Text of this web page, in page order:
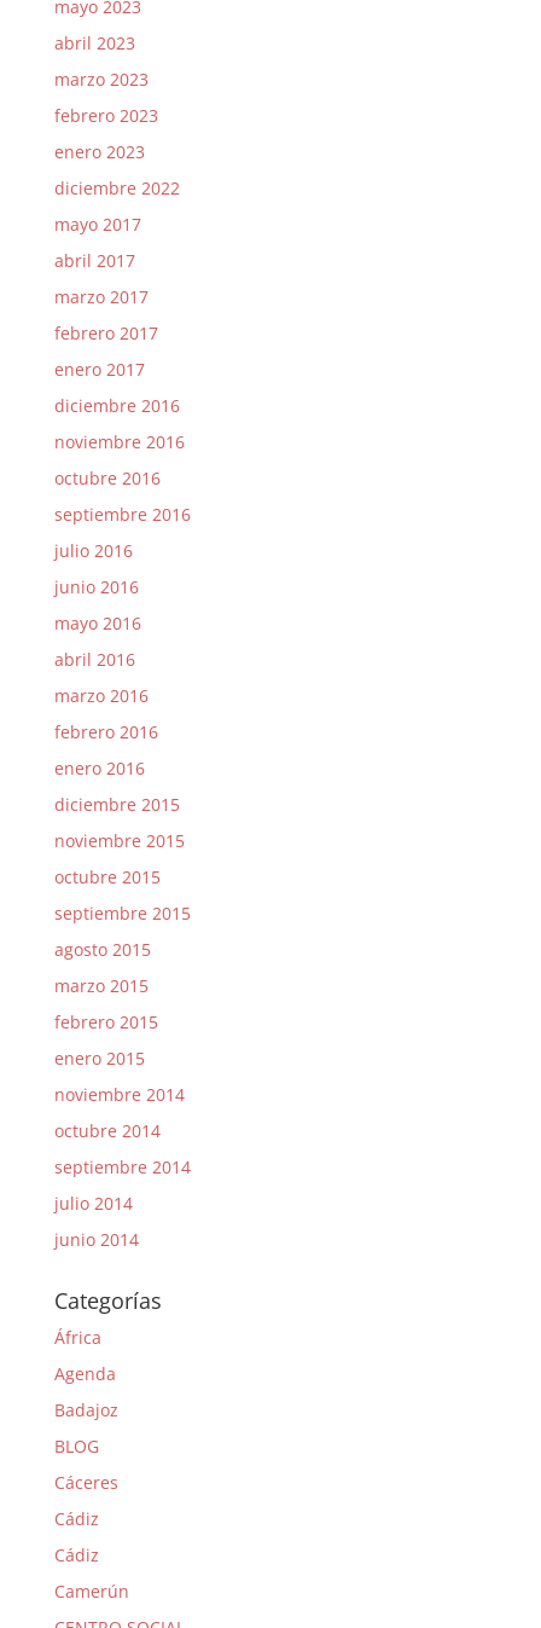
mayo 2023
abril 2023
marzo 2023
febrero 2023
enero 2023
diciembre 2022
mayo 2017
abril 2017
marzo 2017
febrero 2017
enero 2017
diciembre 2016
noviembre 2016
octubre 2016
septiembre 2016
julio 2016
junio 2016
mayo 2016
abril 2016
marzo 2016
febrero 2016
enero 2016
diciembre 2015
noviembre 2015
octubre 2015
septiembre 2015
agosto 2015
marzo 2015
febrero 2015
enero 2015
noviembre 2014
octubre 2014
septiembre 2014
julio 2014
junio 2014
Categorías
África
Agenda
Badajoz
BLOG
Cáceres
Cádiz
Cádiz
Camerún